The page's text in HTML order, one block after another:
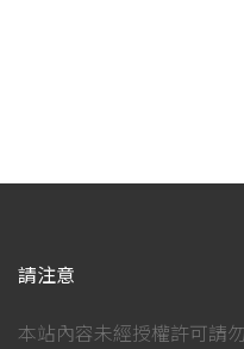
請注意
本站內容未經授權許可請